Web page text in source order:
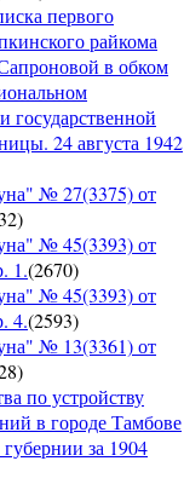
первого
райкома
в обком
государственной
24 августа 1942
№ 27(3375) от
)
№ 45(3393) от
1.(2670)
№ 45(3393) от
4.(2593)
№ 13(3361) от
)
по устройству
в городе Тамбове
за 1904